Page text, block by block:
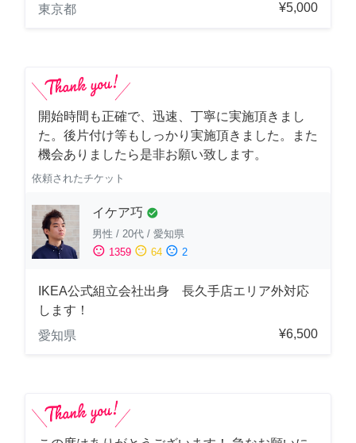
東京都
¥5,000
開始時間も正確で、迅速、丁寧に実施頂きまし
た。後片付け等もしっかり実施頂きました。また
機会ありましたら是非お願い致します。
依頼されたチケット
イケア巧 check_circle
男性 / 20代 / 愛知県
sentiment_satisfied 1359 sentiment_neutral 64 sentiment_dissatisfied 2
IKEA公式組立会社出身 長久手店エリア外対応
します！
愛知県
¥6,500